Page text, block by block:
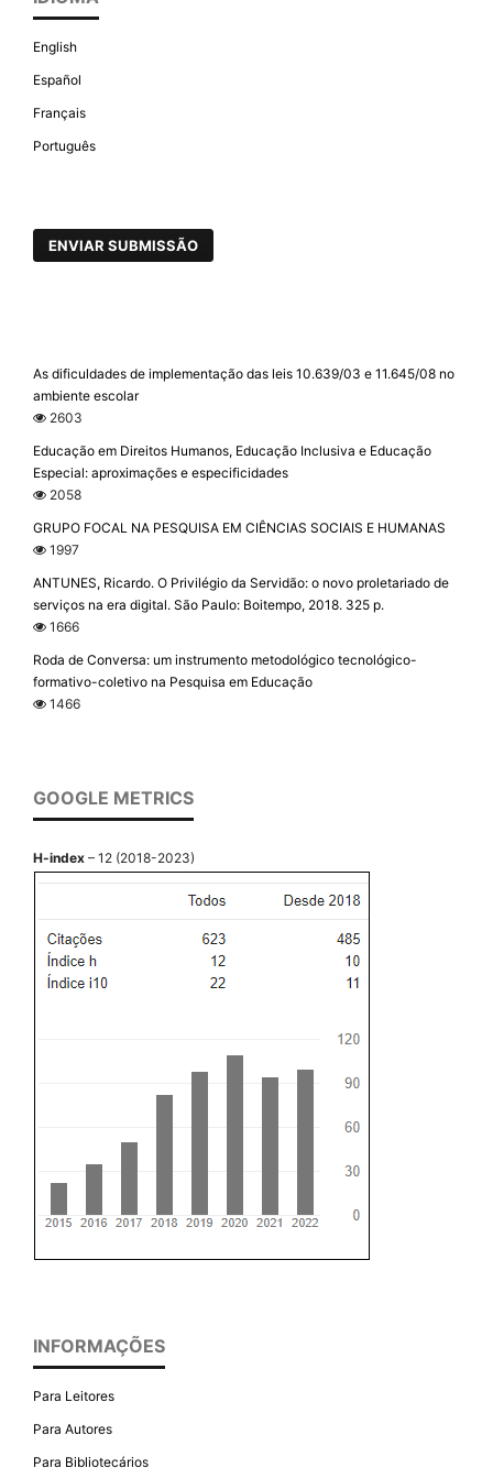
English
Español
Français
Português
ENVIAR SUBMISSÃO
As dificuldades de implementação das leis 10.639/03 e 11.645/08 no
ambiente escolar
2603
Educação em Direitos Humanos, Educação Inclusiva e Educação
Especial: aproximações e especificidades
2058
GRUPO FOCAL NA PESQUISA EM CIÊNCIAS SOCIAIS E HUMANAS
1997
ANTUNES, Ricardo. O Privilégio da Servidão: o novo proletariado de
serviços na era digital. São Paulo: Boitempo, 2018. 325 p.
1666
Roda de Conversa: um instrumento metodológico tecnológico-
formativo-coletivo na Pesquisa em Educação
1466
GOOGLE METRICS
H-index – 12 (2018-2023)
INFORMAÇÕES
Para Leitores
Para Autores
Para Bibliotecários